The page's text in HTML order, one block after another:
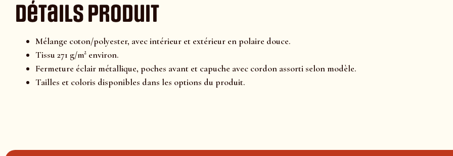
Détails produit
Mélange coton/polyester, avec intérieur et extérieur en polaire douce.
Tissu 271 g/m² environ.
Fermeture éclair métallique, poches avant et capuche avec cordon assorti selon modèle.
Tailles et coloris disponibles dans les options du produit.